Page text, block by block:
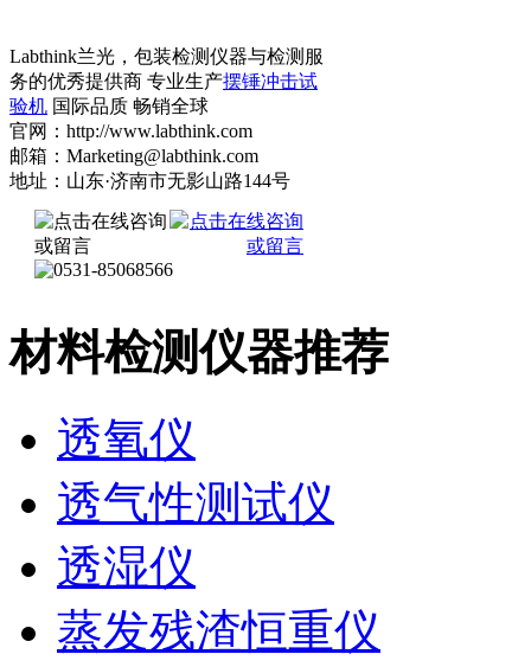
Labthink兰光，包装检测仪器与检测服
务的优秀提供商 专业生产摆锤冲击试
验机 国际品质 畅销全球
官网：http://www.labthink.com
邮箱：Marketing@labthink.com
地址：山东·济南市无影山路144号
材料检测仪器推荐
透氧仪
透气性测试仪
透湿仪
蒸发残渣恒重仪